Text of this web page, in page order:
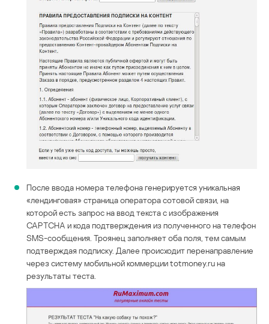
После ввода номера телефона генерируется уникальная
«лендинговая» страница оператора сотовой связи, на
которой есть запрос на ввод текста с изображения
CAPTCHA и кода подтверждения из полученного на телефон
SMS-сообщения. Троянец заполняет оба поля, тем самым
подтверждая подписку. Далее происходит перенаправление
через систему мобильной коммерции totmoney.ru на
результаты теста.